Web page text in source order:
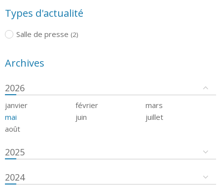
Types d'actualité
Salle de presse (2)
Archives
2026
janvier février
mars
mai
juin
juillet
août
2025
2024